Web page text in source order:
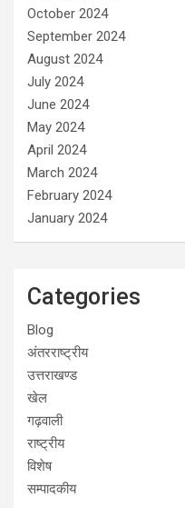
October 2024
September 2024
August 2024
July 2024
June 2024
May 2024
April 2024
March 2024
February 2024
January 2024
Categories
Blog
अंतरराष्ट्रीय
उत्तराखण्ड
खेल
गढ़वाली
राष्ट्रीय
विशेष
सम्पादकीय